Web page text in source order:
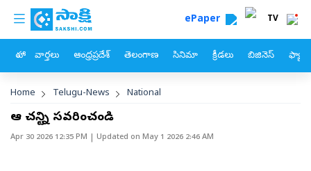
Skip to main content
custom menu ePaper TV
హోం వార్తలు ఆంధ్రప్రదేశ్ తెలంగాణ సినిమా క్రీడలు బిజినెస్
Breadcrumb
Home Telugu-News National
ఆ చట్టాన్ని సవరించండి
Apr 30 2026 12:35 PM | Updated on May 1 2026 2:46 AM